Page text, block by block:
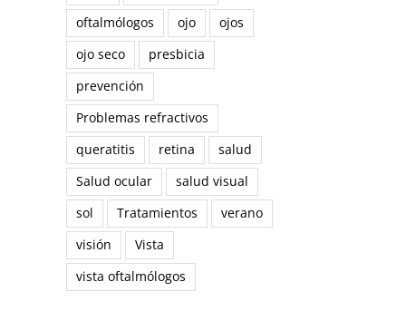
oftalmólogos
ojo
ojos
ojo seco
presbicia
prevención
Problemas refractivos
queratitis
retina
salud
Salud ocular
salud visual
sol
Tratamientos
verano
visión
Vista
vista oftalmólogos